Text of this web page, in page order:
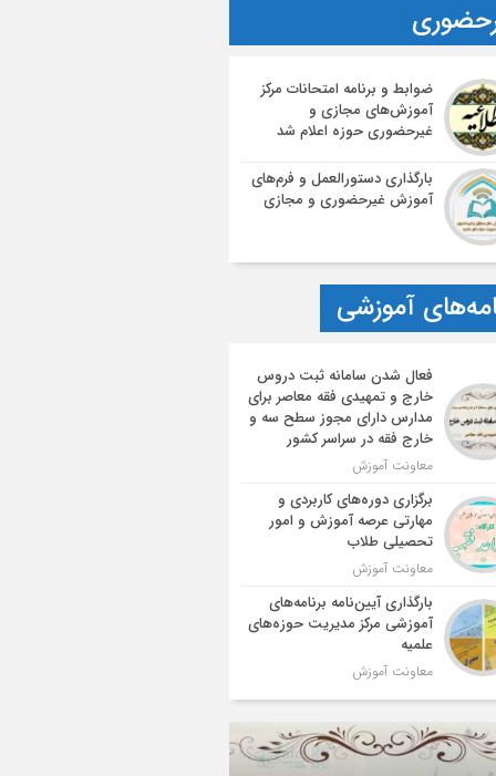
ضوابط و برنامه امتحانات مرکز
آموزش‌های مجازی و
غیرحضوری حوزه اعلام شد
بارگذاری دستورالعمل و فرم‌های
آموزش غیرحضوری و مجازی
آموزشی
فعال شدن سامانه ثبت دروس
خارج و تمهیدی فقه معاصر برای
مدارس دارای مجوز سطح سه و
خارج فقه در سراسر کشور
معاونت آموزش
برگزاری دوره‌های کاربردی و
مهارتی عرصه آموزش و امور
تحصیلی طلاب
معاونت آموزش
بارگذاری آیین‌نامه برنامه‌های
آموزشی مرکز مدیریت حوزه‌های
علمیه
معاونت آموزش